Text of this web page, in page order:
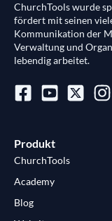
ChurchTools wurde
fördert mit seinen
Kommunikation der
Verwaltung und
lebendig arbeitet.
Produkt
ChurchTools
Academy
Blog